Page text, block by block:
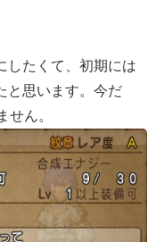
したくて、初期には
と思います。今だ
せん。